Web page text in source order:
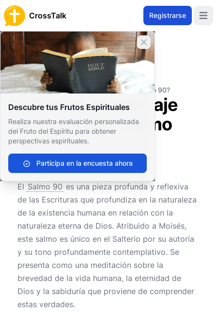
CrossTalk Registrarse
Cerrar banner
Descubre tus Frutos Espirituales
Realiza nuestra evaluación personalizada
del Fruto del Espíritu para obtener
perspectivas espirituales.
Participa en la encuesta ahora
Inicio
Archivo de Preguntas
Antiguo Testamento
Sabiduría y Poesía
¿Cuál es el mensaje principal del Salmo 90?
¿Cuál es el mensaje
principal del Salmo
90?
0 0 137
El Salmo 90 es una pieza profunda y reflexiva
de las Escrituras que profundiza en la naturaleza
de la existencia humana en relación con la
naturaleza eterna de Dios. Atribuido a Moisés,
este salmo es único en el Salterio por su autoría
y su tono profundamente contemplativo. Se
presenta como una meditación sobre la
brevedad de la vida humana, la eternidad de
Dios y la sabiduría que proviene de comprender
estas verdades.